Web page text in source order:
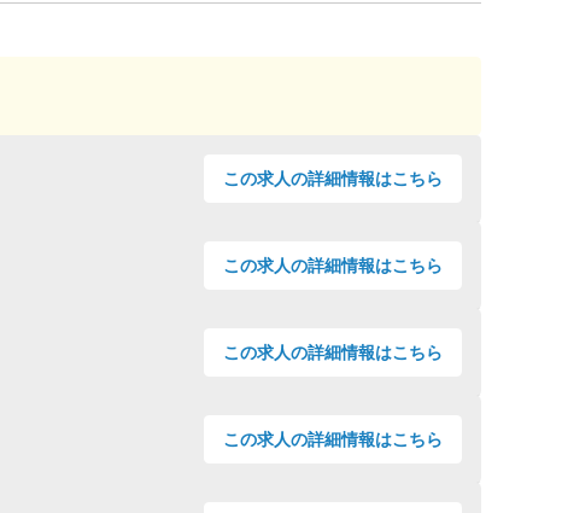
この求人の詳細情報はこちら
この求人の詳細情報はこちら
この求人の詳細情報はこちら
この求人の詳細情報はこちら